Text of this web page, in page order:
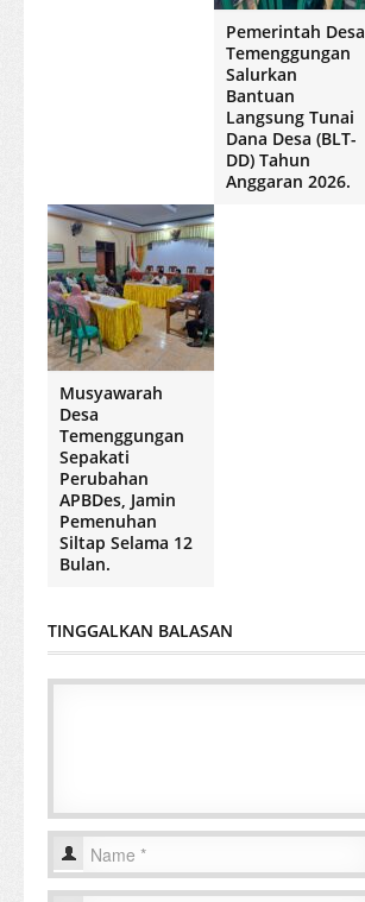
Pemerintah Desa
Temenggungan
Salurkan
Bantuan
Langsung Tunai
Dana Desa (BLT-
DD) Tahun
Anggaran 2026.
Musyawarah
Desa
Temenggungan
Sepakati
Perubahan
APBDes, Jamin
Pemenuhan
Siltap Selama 12
Bulan.
TINGGALKAN BALASAN